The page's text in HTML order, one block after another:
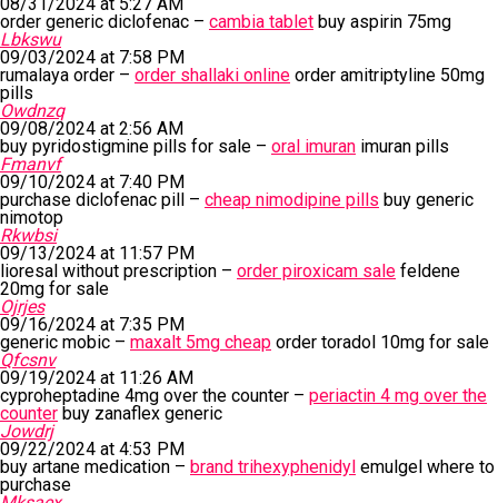
order generic diclofenac – cambia tablet buy aspirin 75mg
Lbkswu
09/03/2024 at 7:58 PM
rumalaya order – order shallaki online order amitriptyline 50mg
pills
Owdnzq
09/08/2024 at 2:56 AM
buy pyridostigmine pills for sale – oral imuran imuran pills
Fmanvf
09/10/2024 at 7:40 PM
purchase diclofenac pill – cheap nimodipine pills buy generic
nimotop
Rkwbsi
09/13/2024 at 11:57 PM
lioresal without prescription – order piroxicam sale feldene
20mg for sale
Ojrjes
09/16/2024 at 7:35 PM
generic mobic – maxalt 5mg cheap order toradol 10mg for sale
Qfcsnv
09/19/2024 at 11:26 AM
cyproheptadine 4mg over the counter – periactin 4 mg over the
counter buy zanaflex generic
Jowdrj
09/22/2024 at 4:53 PM
buy artane medication – brand trihexyphenidyl emulgel where to
purchase